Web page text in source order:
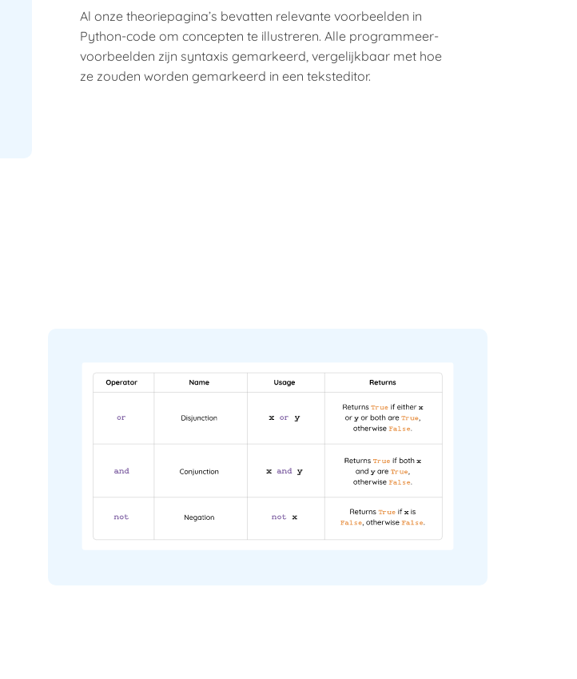
Al onze theoriepagina’s bevatten relevante voorbeelden in
Python-code om concepten te illustreren. Alle programmeer-
voorbeelden zijn syntaxis gemarkeerd, vergelijkbaar met hoe
ze zouden worden gemarkeerd in een teksteditor.